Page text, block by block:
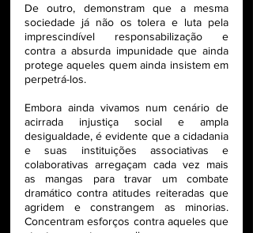
De outro, demonstram que a mesma
sociedade já não os tolera e luta pela
imprescindível responsabilização e
contra a absurda impunidade que ainda
protege aqueles quem ainda insistem em
perpetrá-los.
Embora ainda vivamos num cenário de
acirrada injustiça social e ampla
desigualdade, é evidente que a cidadania
e suas instituições associativas e
colaborativas arregaçam cada vez mais
as mangas para travar um combate
dramático contra atitudes reiteradas que
agridem e constrangem as minorias.
Concentram esforços contra aqueles que